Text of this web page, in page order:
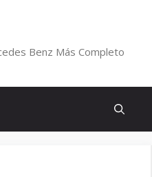
Benz Más Completo